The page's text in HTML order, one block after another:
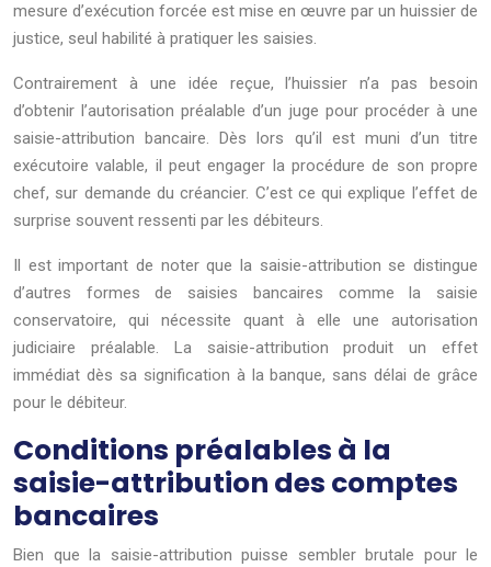
mesure d’exécution forcée est mise en œuvre par un huissier de
justice, seul habilité à pratiquer les saisies.
Contrairement à une idée reçue, l’huissier n’a pas besoin
d’obtenir l’autorisation préalable d’un juge pour procéder à une
saisie-attribution bancaire. Dès lors qu’il est muni d’un titre
exécutoire valable, il peut engager la procédure de son propre
chef, sur demande du créancier. C’est ce qui explique l’effet de
surprise souvent ressenti par les débiteurs.
Il est important de noter que la saisie-attribution se distingue
d’autres formes de saisies bancaires comme la saisie
conservatoire, qui nécessite quant à elle une autorisation
judiciaire préalable. La saisie-attribution produit un effet
immédiat dès sa signification à la banque, sans délai de grâce
pour le débiteur.
Conditions préalables à la
saisie-attribution des comptes
bancaires
Bien que la saisie-attribution puisse sembler brutale pour le